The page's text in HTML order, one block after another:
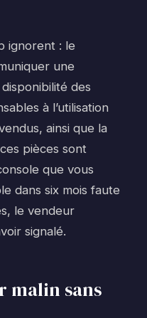
ignorent : le
une
des
à l’utilisation
ainsi que la
pièces sont
que vous
dans six mois faute
le vendeur
signalé.
malin sans